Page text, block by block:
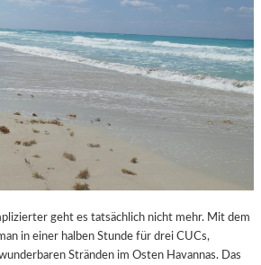
geht es tatsächlich nicht mehr. Mit dem
in einer halben Stunde für drei CUCs,
Stränden im Osten Havannas. Das